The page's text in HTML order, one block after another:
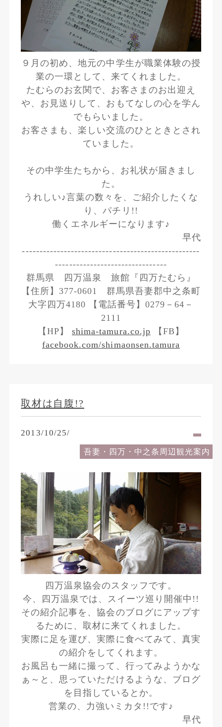
９月の初め、地元の中学生が職業体験の授
業の一環として、来てくれました。
たむらのお玄関で、お客さまのお出迎え
や、お見送りして、おもてなしの心を学ん
でもらいました。
お客さまも、楽しい交流のひとときとされ
ていました。
その中学生たちから、お礼状が届きまし
た。
うれしい♪言葉の数々を、ご紹介したくな
り、パチリ!!
働くエネルギーになります♪
早代
---------------------------------------------------
--------------------------------
群馬県 四万温泉 旅館『四万たむら』
【住所】377-0601 群馬県吾妻郡中之条町
大字四万4180 【電話番号】0279－64－
2111
【HP】shima-tamura.co.jp 【FB】
facebook.com/shimaonsen.tamura
取材は自腹!?
2013/10/25/
吾妻・四万・中之条周辺観光案内
四万温泉協会のスタッフです。
今、四万温泉では、スイーツ巡り開催中!!
その紹介記事を、協会のブログにアップす
るために、取材に来てくれました。
実際に足を運び、実際に食べてみて、真実
の紹介をしてくれます。
お風呂も一緒に撮って、行ってみようかな
ぁ～と、思っていただけるような、ブログ
を目指しているとか。
営業の、力強いミカタ!!です♪
早代